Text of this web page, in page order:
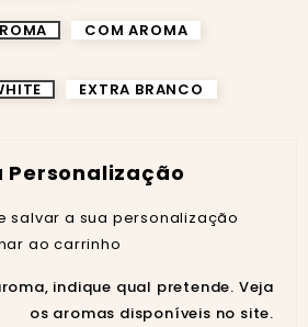
COM AROMA
EXTRA BRANCO
Personalização
salvar a sua personalização
ao carrinho
indique qual pretende. Veja
os aromas disponíveis no site.